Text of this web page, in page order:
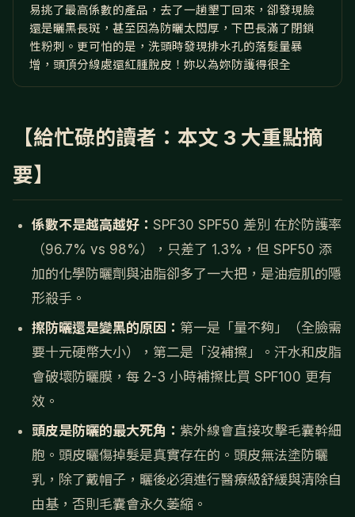
易挑了最高係數的產品，去了一趟墾丁回來，卻發現臉
還是曬黑長斑，甚至因為防曬太悶厚，下巴長滿了閉鎖
性粉刺。更可怕的是，洗頭時發現排水孔的落髮量暴
增，頭頂分線處還紅腫脫皮！妳以為妳防護得很全
【給忙碌的讀者：本文 3 大重點摘
要】
係數不是越高越好： SPF30 SPF50 差別 在於防護率
（96.7% vs 98%），只差了 1.3%，但 SPF50 添
加的化學防曬劑與油脂卻多了一大把，是油痘肌的隱
形殺手。
擦防曬還是變黑的原因： 第一是「量不夠」（全臉需
要十元硬幣大小），第二是「沒補擦」。汗水和皮脂
會破壞防曬膜，每 2-3 小時補擦比買 SPF100 更有
效。
頭皮是防曬的最大死角： 紫外線會直接攻擊毛囊幹細
胞。頭皮曬傷掉髮是真實存在的。頭皮無法塗防曬
乳，除了戴帽子，曬後必須進行醫療級舒緩與清除自
由基，否則毛囊會永久萎縮。